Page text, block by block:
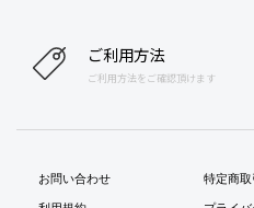
ご利用方法
ご利用方法をご確認頂けます
お問い合わせ
特定商